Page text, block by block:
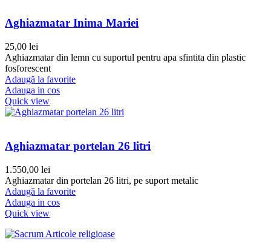
Aghiazmatar Inima Mariei
25,00 lei
Aghiazmatar din lemn cu suportul pentru apa sfintita din plastic
fosforescent
Adaugă la favorite
Adauga in cos
Quick view
Aghiazmatar portelan 26 litri
1.550,00 lei
Aghiazmatar din portelan 26 litri, pe suport metalic
Adaugă la favorite
Adauga in cos
Quick view